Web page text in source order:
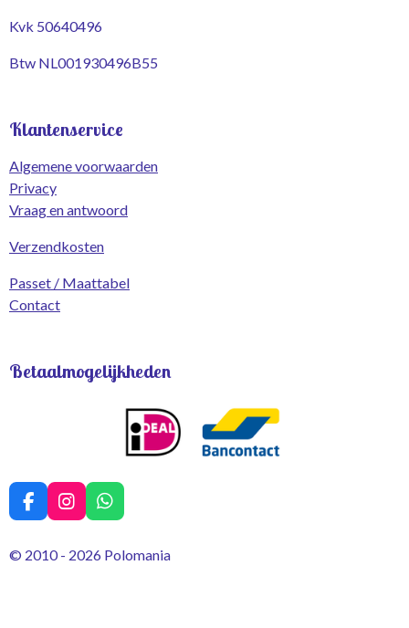
Kvk 50640496
Btw NL001930496B55
Klantenservice
Algemene voorwaarden
Privacy
Vraag en antwoord
Verzendkosten
Passet / Maattabel
Contact
Betaalmogelijkheden
F
a
e
I
n
t
W
h
t
© 2010 - 2026 Polomania